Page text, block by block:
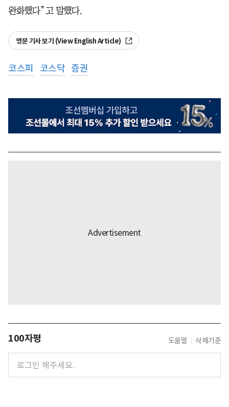
완화했다”고 말했다.
영문 기사 보기 (View English Article)
코스피 코스닥 증권
100자평 도움말 삭제기준